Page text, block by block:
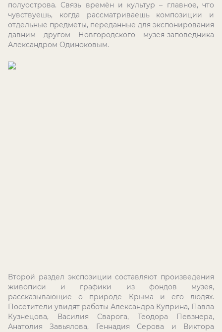
полуострова. Связь времён и культур – главное, что
чувствуешь, когда рассматриваешь композиции и
отдельные предметы, переданные для экспонирования
давним другом Новгородского музея-заповедника
Александром Одиноковым.
Второй раздел экспозиции составляют произведения
живописи и графики из фондов музея,
рассказывающие о природе Крыма и его людях.
Посетители увидят работы Александра Куприна, Павла
Кузнецова, Василия Сварога, Теодора Певзнера,
Анатолия Завьялова, Геннадия Серова и Виктора